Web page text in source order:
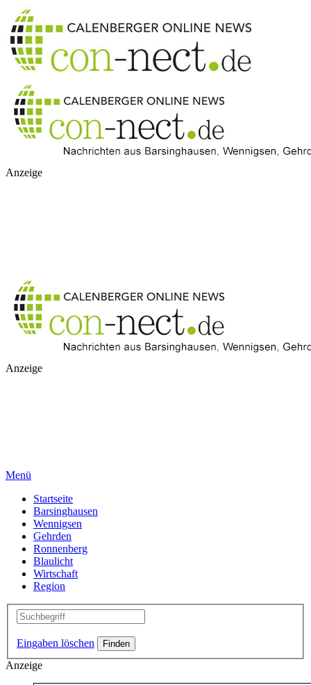
Anzeige
Anzeige
Menü
Startseite
Barsinghausen
Wennigsen
Gehrden
Ronnenberg
Blaulicht
Wirtschaft
Region
Eingaben löschen
Anzeige